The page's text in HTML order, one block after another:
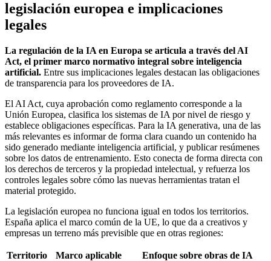
legislación europea e implicaciones
legales
La regulación de la IA en Europa se articula a través del AI
Act, el primer marco normativo integral sobre inteligencia
artificial. Entre sus implicaciones legales destacan las obligaciones
de transparencia para los proveedores de IA.
El AI Act, cuya aprobación como reglamento corresponde a la
Unión Europea, clasifica los sistemas de IA por nivel de riesgo y
establece obligaciones específicas. Para la IA generativa, una de las
más relevantes es informar de forma clara cuando un contenido ha
sido generado mediante inteligencia artificial, y publicar resúmenes
sobre los datos de entrenamiento. Esto conecta de forma directa con
los derechos de terceros y la propiedad intelectual, y refuerza los
controles legales sobre cómo las nuevas herramientas tratan el
material protegido.
La legislación europea no funciona igual en todos los territorios.
España aplica el marco común de la UE, lo que da a creativos y
empresas un terreno más previsible que en otras regiones:
Territorio Marco aplicable
Enfoque sobre obras de IA